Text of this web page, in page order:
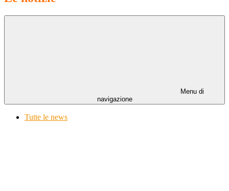
Menu di
navigazione
Tutte le news